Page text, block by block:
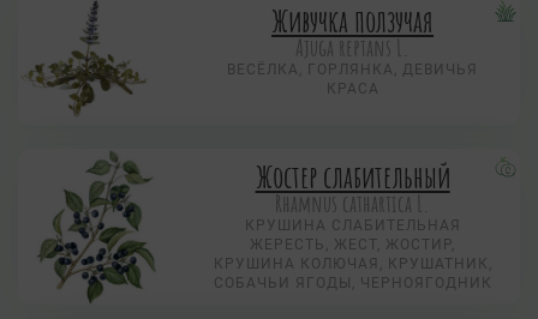
Живучка ползучая
Аjuga reptans L.
ВЕСЁЛКА, ГОРЛЯНКА, ДЕВИЧЬЯ
КРАСА
Жостер слабительный
Rhamnus cathartica L.
КРУШИНА СЛАБИТЕЛЬНАЯ
ЖЕРЕСТЬ, ЖЕСТ, ЖОСТИР,
КРУШИНА КОЛЮЧАЯ, КРУШАТНИК,
СОБАЧЬИ ЯГОДЫ, ЧЕРНОЯГОДНИК